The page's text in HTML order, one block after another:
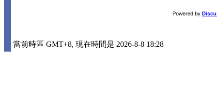
Powered by
當前時區 GMT+8, 現在時間是 2026-8-8 18:28